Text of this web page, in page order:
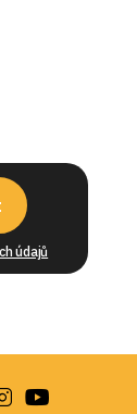
údajů